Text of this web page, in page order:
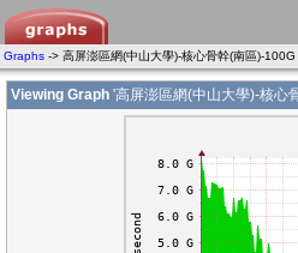
Graphs -> 高屏澎區網(中山大學)-核心骨幹(南區)-100G
Viewing Graph '高屏澎區網(中山大學)-核心